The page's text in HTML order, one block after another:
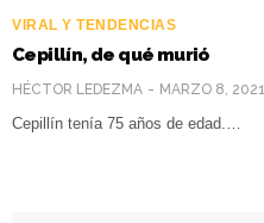
VIRAL Y TENDENCIAS
Cepillín, de qué murió
HÉCTOR LEDEZMA MARZO 8, 2021
Cepillín tenía 75 años de edad.…